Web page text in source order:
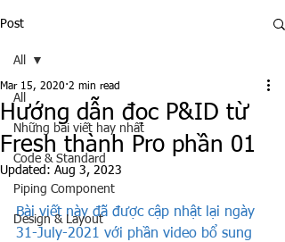
Post
All
Những bài viết hay nhất
Code & Standard
Piping Component
Design & Layout
All
Hướng dẫn đọc P&ID từ
Fresh thành Pro phần 01
Mar 15, 2020 2 min read
Updated: Aug 3, 2023
Bài viết này đã được cập nhật lại ngày
31-July-2021 với phần video bổ sung